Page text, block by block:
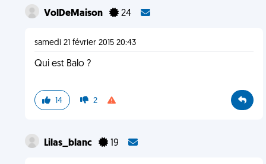
VolDeMaison 24
samedi 21 février 2015 20:43
Qui est Balo ?
14 2
Lilas_blanc 19